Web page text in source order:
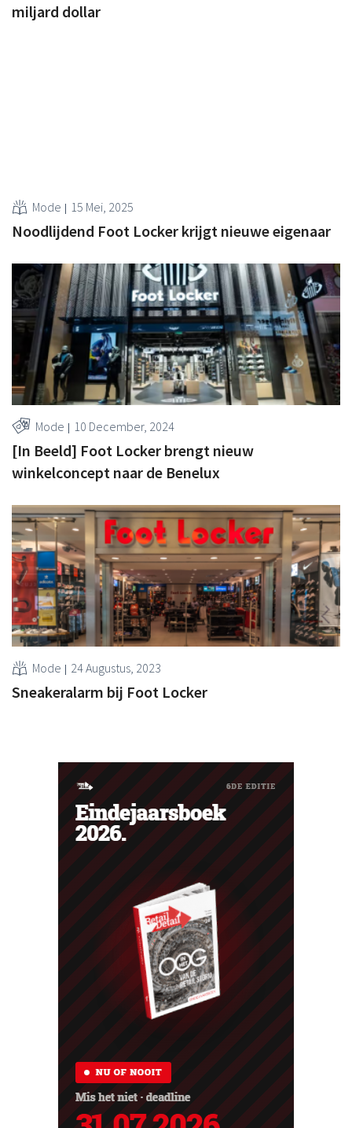
miljard dollar
Mode 15 Mei, 2025
Noodlijdend Foot Locker krijgt nieuwe eigenaar
Mode 10 December, 2024
[In Beeld] Foot Locker brengt nieuw
winkelconcept naar de Benelux
Mode 24 Augustus, 2023
Sneakeralarm bij Foot Locker